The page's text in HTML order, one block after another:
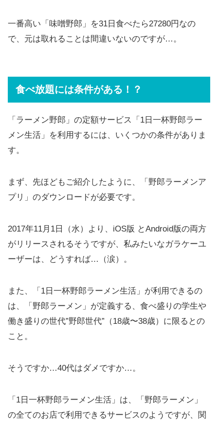
一番高い「味噌野郎」を31日食べたら27280円なの
で、元は取れることは間違いないのですが…。
食べ放題には条件がある！？
「ラーメン野郎」の定額サービス「1日一杯野郎ラー
メン生活」を利用するには、いくつかの条件がありま
す。
まず、先ほどもご紹介したように、「野郎ラーメンア
プリ」のダウンロードが必要です。
2017年11月1日（水）より、iOS版 とAndroid版の両方
がリリースされるそうですが、私みたいなガラケーユ
ーザーは、どうすれば…（涙）。
また、「1日一杯野郎ラーメン生活」が利用できるの
は、「野郎ラーメン」が定義する、食べ盛りの学生や
働き盛りの世代”野郎世代”（18歳〜38歳）に限るとの
こと。
そうですか…40代はダメですか…。
「1日一杯野郎ラーメン生活」は、「野郎ラーメン」
の全てのお店で利用できるサービスのようですが、関